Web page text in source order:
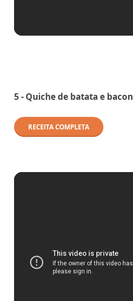
5 - Quiche de batata e bacon
RECEITA COMPLETA